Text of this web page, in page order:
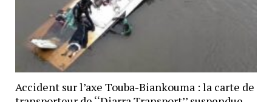
Accident sur l’axe Touba-Biankouma : la carte de